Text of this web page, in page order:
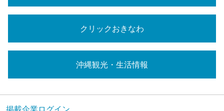
クリックおきなわ
沖縄観光・生活情報